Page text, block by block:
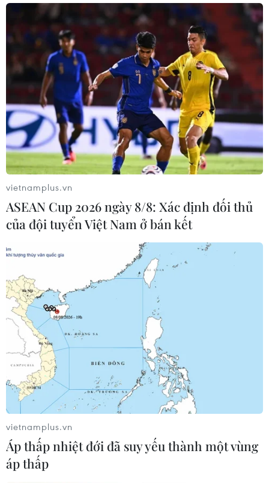
Cảng Hải Phòng có hơn 3.500 container
phế liệu tồn đọng quá hạn
Tính đến ngày 1/8 vừa qua, tại cảng Hải Phòng có 3.513
container phế liệu quá thời hạn làm thủ tục hải quan;
trong đó có 3.268 container nhựa phế liệu.
Công khai giải quyết thủ tục cấp giấy xác
vietnamplus.vn
ASEAN Cup 2026 ngày 8/8: Xác định đối thủ
của đội tuyển Việt Nam ở bán kết
vietnamplus.vn
Áp thấp nhiệt đới đã suy yếu thành một vùng
áp thấp